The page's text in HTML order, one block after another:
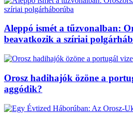
Aleppó ismét a tűzvonalban:
beavatkozik a szíriai
Orosz hadihajók özöne a
aggódik?